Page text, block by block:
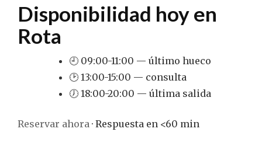
Disponibilidad hoy en
Rota
🕘 09:00-11:00 — último hueco
🕑 13:00-15:00 — consulta
🕖 18:00-20:00 — última salida
Reservar ahora · Respuesta en <60 min